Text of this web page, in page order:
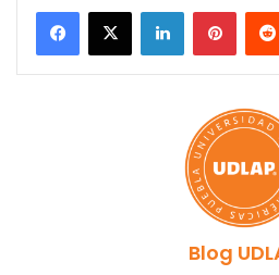
LinkedIn
Blog